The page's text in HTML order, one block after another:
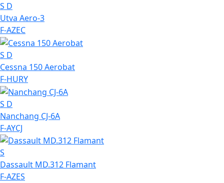
S D
Utva Aero-3
F-AZEC
S D
Cessna 150 Aerobat
F-HURY
S D
Nanchang CJ-6A
F-AYCJ
S
Dassault MD.312 Flamant
F-AZES